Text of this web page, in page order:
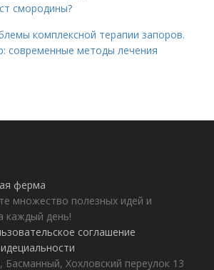
смородины?
комплексной терапии запоров.
современные методы лечения
ферма
множество полезных идей и
каждый день!
соглашение
Хохловский переулок 13